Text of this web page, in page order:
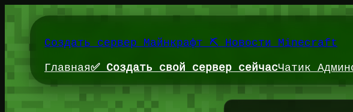
Перейти
к
содержимомуСоздать сервер Майнкрафт ⛏️ Новости Minecraft
Главная✅ Создать свой сервер сейчасЧатик